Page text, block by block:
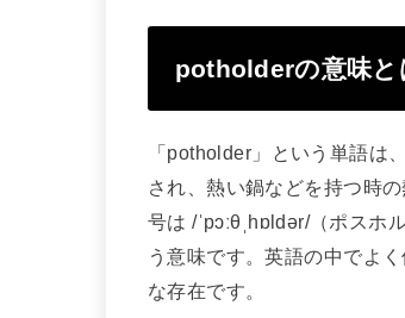
potholderの意味と
「potholder」という単語は
され、熱い鍋などを持つ時
号は /ˈpɔːθˌhɒldər/（ポス
う意味です。英語の中でよ
な存在です。